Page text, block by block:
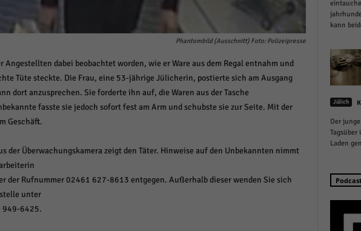
Phantombild (Ausschnitt) Foto: Polizeipresse
Angestellten dabei beobachtet worden, wie er Ware aus dem Regal entnahm und
Tüte steckte. Die Frau, eine 53-jährige Jülicherin, postierte sich am Ausgang
dort anzusprechen. Sie forderte ihn auf, die Waren aus der Tasche
fasste sie jedoch sofort fest am Arm und schubste sie zur Seite. Mit der
Geschäft.
der Überwachungskamera zeigt den Täter. Hinweise auf den Unbekannten nimmt
der Rufnummer 02461 627-8613 entgegen. Außerhalb dieser wenden Sie sich
unter
949-6425.
kann
Jülich
Der
Tagsüber
Laden
Essenzielle Cookies ermöglichen grundlegende Funktionen und sind für die einwandfreie
Cookie-Informationen anzeigen
Statistiken (1)
Statistik Cookies erfassen Informationen anonym. Diese Informationen helfen uns zu verstehen,
Marketing-Cookies werden von Drittanbietern oder Publishern verwendet, um personalisierte